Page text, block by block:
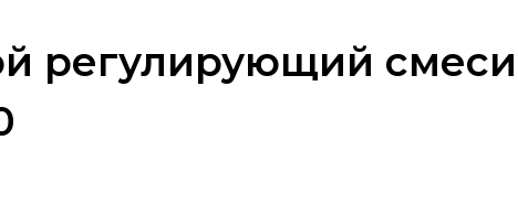
регулирующий